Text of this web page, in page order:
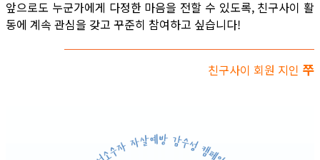
앞으로도 누군가에게 다정한 마음을 전할 수 있도록, 친구사이 활
동에 계속 관심을 갖고 꾸준히 참여하고 싶습니다!
친구사이 회원 지인 쭈